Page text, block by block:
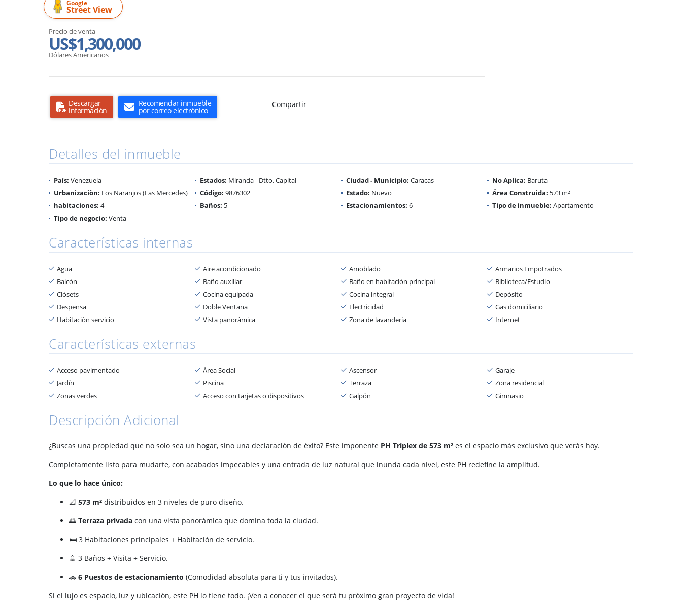
Google
Street View
Precio de venta
US$1,300,000
Dólares Americanos
Descargar
información
Recomendar inmueble
por correo electrónico
Compartir
Detalles del inmueble
País: Venezuela Estados: Miranda - Dtto. Capital Ciudad - Municipio: Caracas No Aplica: Baruta
Urbanizaciòn: Los Naranjos (Las Mercedes) Código: 9876302 Estado: Nuevo Área Construida: 573 m²
habitaciones: 4 Baños: 5 Estacionamientos: 6 Tipo de inmueble: Apartamento
Tipo de negocio: Venta
Características internas
Agua Aire acondicionado Amoblado
Armarios Empotrados
Balcón
Baño auxiliar Baño en habitación principal
Biblioteca/Estudio
Clósets
Cocina equipada Cocina integral
Depósito
Despensa
Doble Ventana Electricidad
Gas domiciliario
Habitación servicio
Vista panorámica Zona de lavandería Internet
Características externas
Acceso pavimentado Área Social Ascensor
Garaje
Jardín
Piscina Terraza
Zona residencial
Zonas verdes
Acceso con tarjetas o dispositivos Galpón Gimnasio
Descripción Adicional
¿Buscas una propiedad que no solo sea un hogar, sino una declaración de éxito? Este imponente PH Tríplex de 573 m² es el espacio más exclusivo que verás hoy.
Completamente listo para mudarte, con acabados impecables y una entrada de luz natural que inunda cada nivel, este PH redefine la amplitud.
Lo que lo hace único:
📐 573 m² distribuidos en 3 niveles de puro diseño.
🌅 Terraza privada con una vista panorámica que domina toda la ciudad.
🛏️ 3 Habitaciones principales + Habitación de servicio.
🚿 3 Baños + Visita + Servicio.
🚗 6 Puestos de estacionamiento (Comodidad absoluta para ti y tus invitados).
Si el lujo es espacio, luz y ubicación, este PH lo tiene todo. ¡Ven a conocer el que será tu próximo gran proyecto de vida!